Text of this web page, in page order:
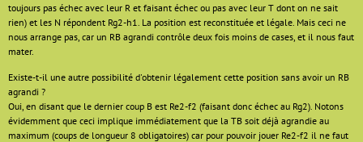
toujours pas échec avec leur R et faisant échec ou pas avec leur T dont on ne sait
rien) et les N répondent Rg2-h1. La position est reconstituée et légale. Mais ceci ne
nous arrange pas, car un RB agrandi contrôle deux fois moins de cases, et il nous faut
mater.
Existe-t-il une autre possibilité d'obtenir légalement cette position sans avoir un RB
agrandi ?
Oui, en disant que le dernier coup B est Re2-f2 (faisant donc échec au Rg2). Notons
évidemment que ceci implique immédiatement que la TB soit déjà agrandie au
maximum (coups de longueur 8 obligatoires) car pour pouvoir jouer Re2-f2 il ne faut